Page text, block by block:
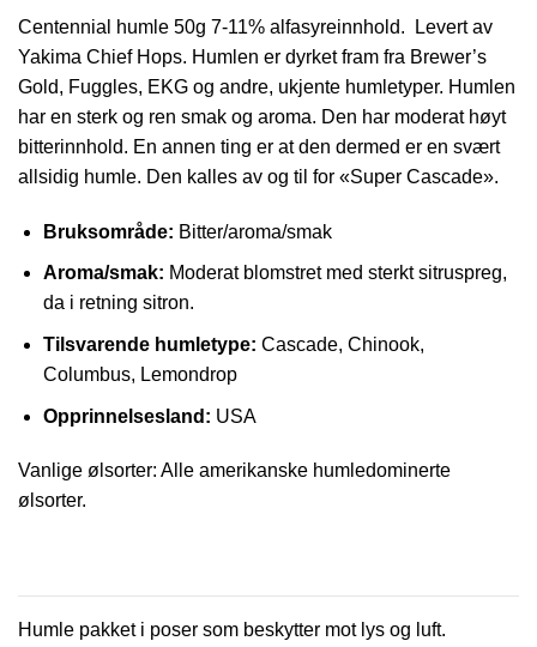
Centennial humle 50g 7-11% alfasyreinnhold. Levert av
Yakima Chief Hops. Humlen er dyrket fram fra Brewer’s
Gold, Fuggles, EKG og andre, ukjente humletyper. Humlen
har en sterk og ren smak og aroma. Den har moderat høyt
bitterinnhold. En annen ting er at den dermed er en svært
allsidig humle. Den kalles av og til for «Super Cascade».
Bruksområde: Bitter/aroma/smak
Aroma/smak: Moderat blomstret med sterkt sitruspreg,
da i retning sitron.
Tilsvarende humletype: Cascade, Chinook,
Columbus, Lemondrop
Opprinnelsesland: USA
Vanlige ølsorter: Alle amerikanske humledominerte
ølsorter.
Humle pakket i poser som beskytter mot lys og luft.